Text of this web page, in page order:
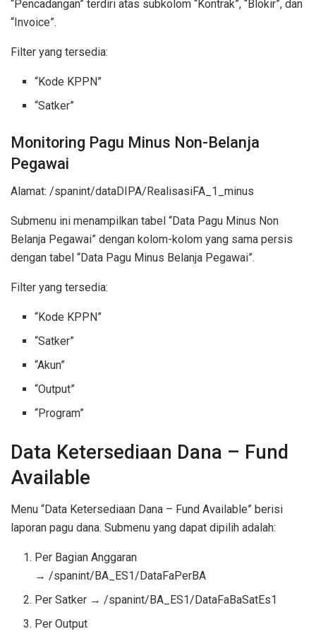
“Pencadangan” terdiri atas subkolom “Kontrak”, “Blokir”, dan
“Invoice”.
Filter yang tersedia:
“Kode KPPN”
“Satker”
Monitoring Pagu Minus Non-Belanja
Pegawai
Alamat: /spanint/dataDIPA/RealisasiFA_1_minus
Submenu ini menampilkan tabel “Data Pagu Minus Non
Belanja Pegawai” dengan kolom-kolom yang sama persis
dengan tabel “Data Pagu Minus Belanja Pegawai”.
Filter yang tersedia:
“Kode KPPN”
“Satker”
“Akun”
“Output”
“Program”
Data Ketersediaan Dana – Fund
Available
Menu “Data Ketersediaan Dana – Fund Available” berisi
laporan pagu dana. Submenu yang dapat dipilih adalah:
Per Bagian Anggaran
→ /spanint/BA_ES1/DataFaPerBA
Per Satker → /spanint/BA_ES1/DataFaBaSatEs1
Per Output